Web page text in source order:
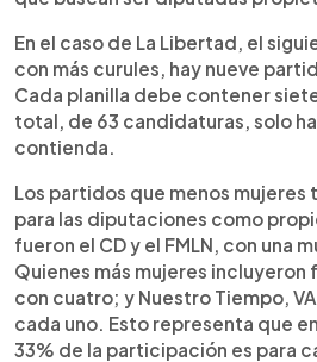
En el caso de La Libertad, el
con más curules, hay nueve
Cada planilla debe contener
total, de 63 candidaturas, solo
contienda.
Los partidos que menos mujeres
para las diputaciones como
fueron el CD y el FMLN, con una
Quienes más mujeres incluyeron
con cuatro; y Nuestro Tiempo,
cada uno. Esto representa que
33% de la participación es para